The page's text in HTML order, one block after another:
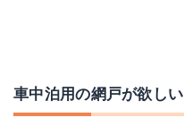
車中泊用の網戸が欲しい